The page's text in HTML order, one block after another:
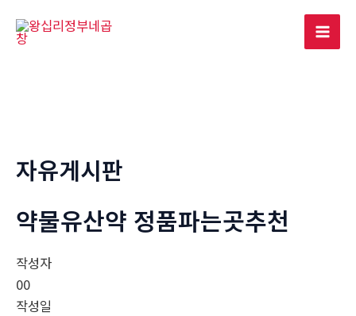
Main
자유게시판
약물유산약 정품파는곳추천
작성자
00
작성일